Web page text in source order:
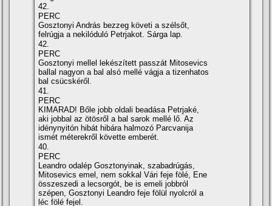
42.
PERC
Gosztonyi András bezzeg követi a szélsőt,
felrúgja a nekilóduló Petrjakot. Sárga lap.
42.
PERC
Gosztonyi mellel lekészí­tett passzát Mitosevics
ballal nagyon a bal alsó mellé vágja a tizenhatos
bal csücskéről.
41.
PERC
KIMARAD! Bőle jobb oldali beadása Petrjaké,
aki jobbal az ötösről a bal sarok mellé lő. Az
idénynyitón hibát hibára halmozó Parcvanija
ismét méterekről követte emberét.
40.
PERC
Leandro odalép Gosztonyinak, szabadrúgás,
Mitosevics emel, nem sokkal Vári feje fölé, Ene
összeszedi a lecsorgót, be is emeli jobbról
szépen, Gosztonyi Leandro feje fölül nyolcról a
léc fölé fejel.